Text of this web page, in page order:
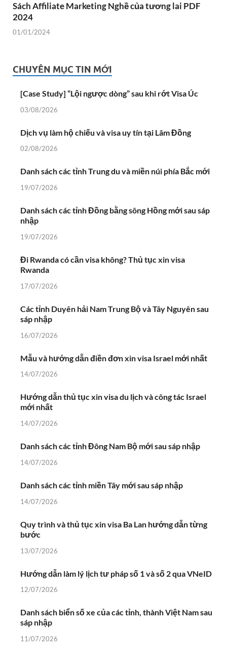
Sách Affiliate Marketing Nghề của tương lai PDF
2024
01/01/2024
CHUYÊN MỤC TIN MỚI
[Case Study] “Lội ngược dòng” sau khi rớt Visa Úc
03/08/2026
Dịch vụ làm hộ chiếu và visa uy tín tại Lâm Đồng
02/08/2026
Danh sách các tỉnh Trung du và miền núi phía Bắc mới
19/07/2026
Danh sách các tỉnh Đồng bằng sông Hồng mới sau sáp
nhập
19/07/2026
Đi Rwanda có cần visa không? Thủ tục xin visa
Rwanda
17/07/2026
Các tỉnh Duyên hải Nam Trung Bộ và Tây Nguyên sau
sáp nhập
16/07/2026
Mẫu và hướng dẫn điền đơn xin visa Israel mới nhất
14/07/2026
Hướng dẫn thủ tục xin visa du lịch và công tác Israel
mới nhất
14/07/2026
Danh sách các tỉnh Đông Nam Bộ mới sau sáp nhập
14/07/2026
Danh sách các tỉnh miền Tây mới sau sáp nhập
14/07/2026
Quy trình và thủ tục xin visa Ba Lan hướng dẫn từng
bước
13/07/2026
Hướng dẫn làm lý lịch tư pháp số 1 và số 2 qua VNeID
12/07/2026
Danh sách biển số xe của các tỉnh, thành Việt Nam sau
sáp nhập
11/07/2026